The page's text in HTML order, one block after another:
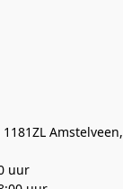
Amstelveen,
uur